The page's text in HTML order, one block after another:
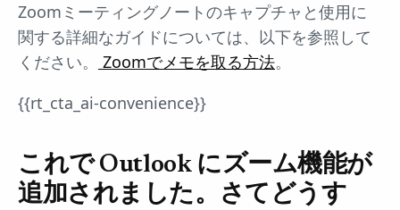
Zoomミーティングノートのキャプチャと使用に
関する詳細なガイドについては、以下を参照して
ください。
Zoomでメモを取る方法。
{{rt_cta_ai-convenience}}
これで Outlook にズーム機能が
追加されました。さてどうす